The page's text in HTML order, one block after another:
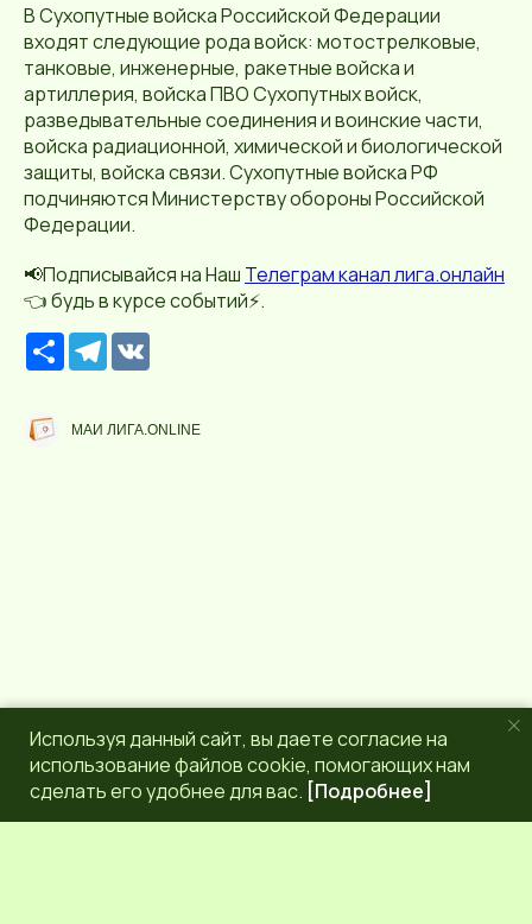
В Сухопутные войска Российской Федерации
входят следующие рода войск: мотострелковые,
танковые, инженерные, ракетные войска и
артиллерия, войска ПВО Сухопутных войск,
разведывательные соединения и воинские части,
войска радиационной, химической и биологической
защиты, войска связи. Сухопутные войска РФ
подчиняются Министерству обороны Российской
Федерации.
📢Подписывайся на Наш Телеграм канал лига.онлайн
👈 будь в курсе событий⚡️.
Р
е
р
с
T
e
g
r
МАИ ЛИГА.ONLINE
Используя данный сайт, вы даете согласие на
использование файлов cookie, помогающих нам
сделать его удобнее для вас. [Подробнее]